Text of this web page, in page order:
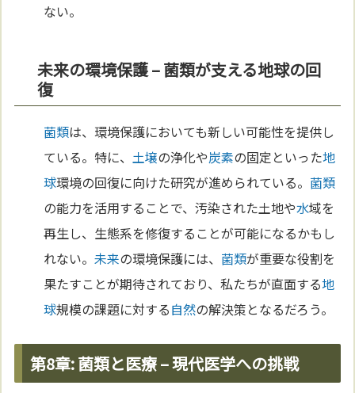
ない。
未来の環境保護 – 菌類が支える地球の回
復
菌類は、環境保護においても新しい可能性を提供し
ている。特に、 土壌の浄化や炭素の固定といった地
球環境の回復に向けた研究が進められている。 菌類
の能力を活用することで、汚染された土地や水域を
再生し、生態系を修復することが可能になるかもし
れない。未来の環境保護には、 菌類が重要な役割を
果たすことが期待されており、私たちが直面する地
球規模の課題に対する自然の解決策となるだろう。
第8章: 菌類と医療 – 現代医学への挑戦